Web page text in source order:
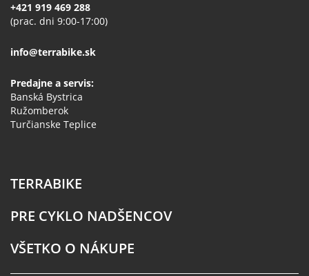
+421 919 469 288
(prac. dni 9:00-17:00)
info@terrabike.sk
Predajne a servis:
Banská Bystrica
Ružomberok
Turčianske Teplice
TERRABIKE
PRE CYKLO NADŠENCOV
VŠETKO O NÁKUPE